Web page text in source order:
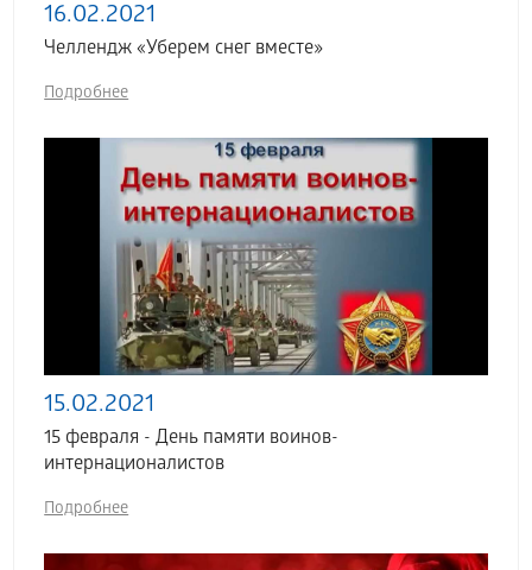
16.02.2021
Челлендж «Уберем снег вместе»
Подробнее
15.02.2021
15 февраля - День памяти воинов-
интернационалистов
Подробнее